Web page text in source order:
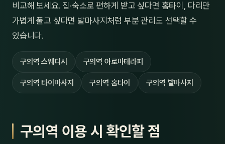
비교해 보세요. 집·숙소로 편하게 받고 싶다면 홈타이, 다리만
가볍게 풀고 싶다면 발마사지처럼 부분 관리도 선택할 수
있습니다.
구의역 스웨디시 구의역 아로마테라피
구의역 타이마사지 구의역 홈타이 구의역 발마사지
구의역 이용 시 확인할 점